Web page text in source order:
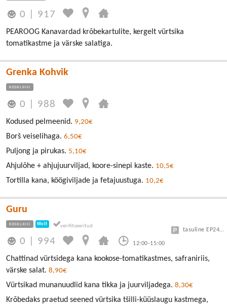
0 917
PEAROOG Kanavardad krõbekartulite, kergelt vürtsika
tomatikastme ja värske salatiga.
Grenka Kohvik
KESKLINN
0 988
Kodused pelmeenid. 9,20€
Borš veiselihaga. 6,50€
Puljong ja pirukas. 5,10€
Ahjulõhe + ahjujuurviljad, koore-sinepi kaste. 10,5€
Tortilla kana, köögiviljade ja fetajuustuga. 10,2€
Guru
KESKLINN Wolt
0 994 12:00-15:00
tasuline EP24 või Vanalinn
Chattinad vürtsidega kana kookose-tomatikastmes, safraniriis,
värske salat. 8,90€
Vürtsikad munanuudlid kana tikka ja juurviljadega. 8,30€
Krõbedaks praetud seened vürtsika tšilli-küüslaugu kastmega,